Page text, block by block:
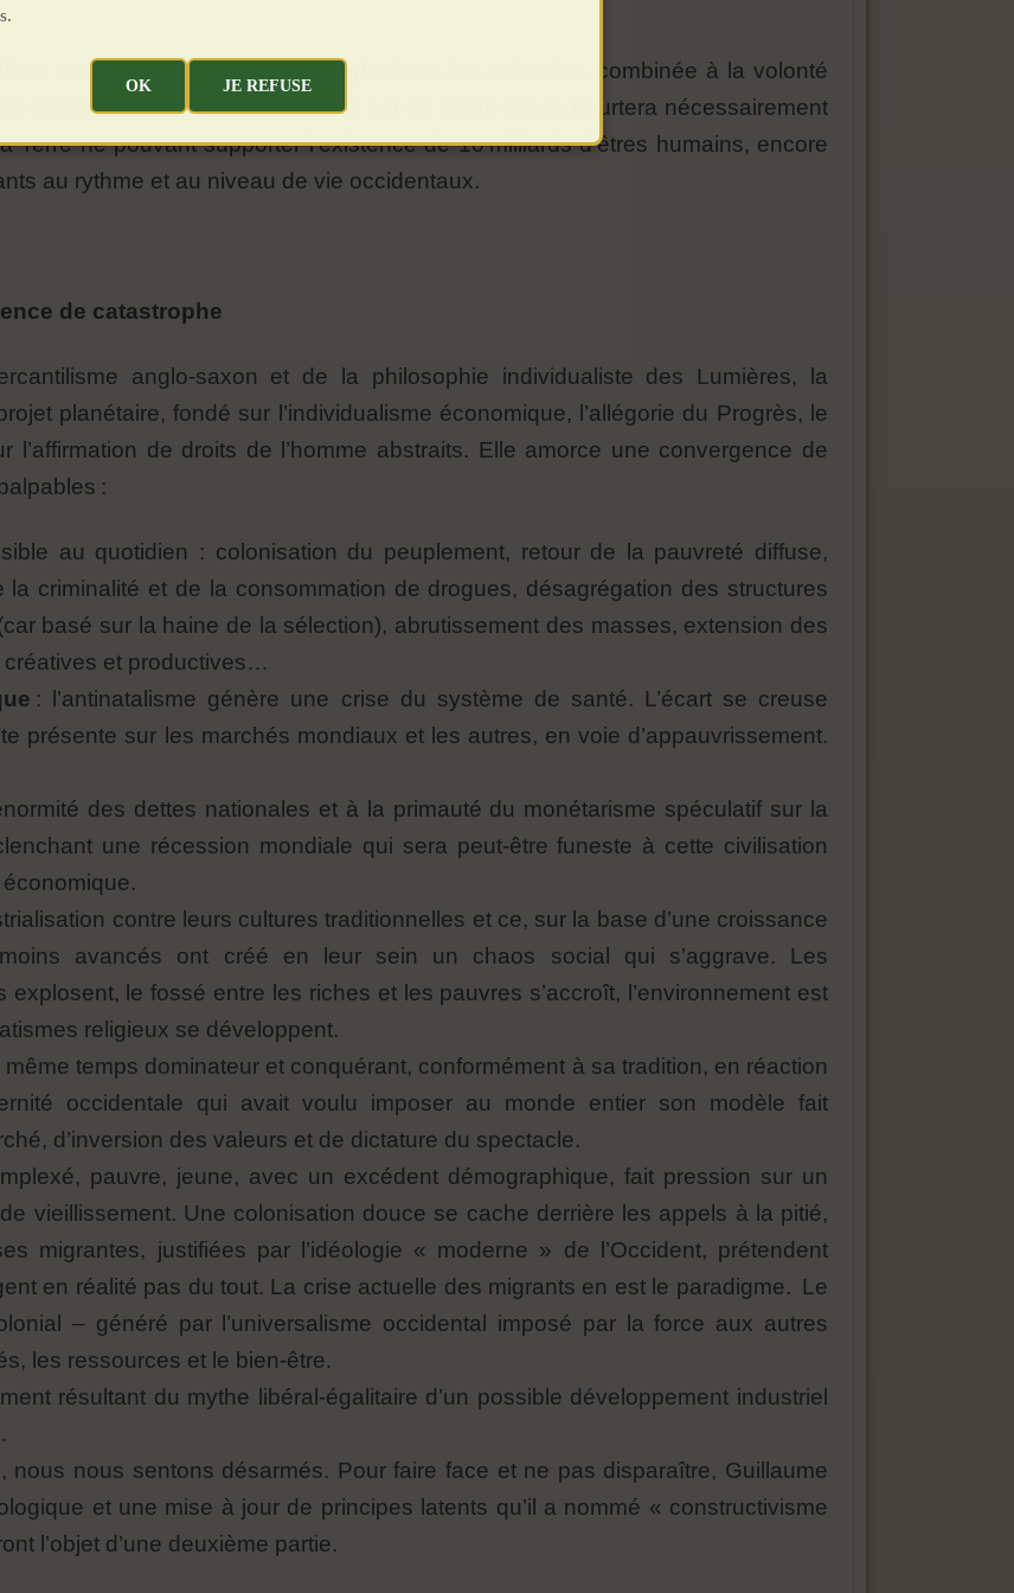
occidentale et sa foi aveugle dans les miracles
, combinée à la volonté
hyper-polluant au monde entier, est un leurre qui se heurtera nécessairement
ne pouvant supporter l’existence de 10 milliards d’êtres humains, encore
au rythme et au niveau de vie occidentaux.
de catastrophe
anglo-saxon et de la philosophie individualiste des Lumières, la
planétaire, fondé sur l’individualisme économique, l’allégorie du Progrès, le
l’affirmation de droits de l’homme abstraits. Elle amorce une convergence de
:
au quotidien : colonisation du peuplement, retour de la pauvreté diffuse,
criminalité et de la consommation de drogues, désagrégation des structures
basé sur la haine de la sélection), abrutissement des masses, extension des
et productives…
: l’antinatalisme génère une crise du système de santé. L’écart se creuse
présente sur les marchés mondiaux et les autres, en voie d’appauvrissement.
des dettes nationales et à la primauté du monétarisme spéculatif sur la
une récession mondiale qui sera peut-être funeste à cette civilisation
contre leurs cultures traditionnelles et ce, sur la base d’une croissance
avancés ont créé en leur sein un chaos social qui s’aggrave. Les
le fossé entre les riches et les pauvres s’accroît, l’environnement est
religieux se développent.
temps dominateur et conquérant, conformément à sa tradition, en réaction
occidentale qui avait voulu imposer au monde entier son modèle fait
d’inversion des valeurs et de dictature du spectacle.
pauvre, jeune, avec un excédent démographique, fait pression sur un
vieillissement. Une colonisation douce se cache derrière les appels à la pitié,
migrantes, justifiées par l’idéologie « moderne » de l’Occident, prétendent
en réalité pas du tout. La crise actuelle des migrants en est le paradigme. Le
– généré par l’universalisme occidental imposé par la force aux autres
les ressources et le bien-être.
résultant du mythe libéral-égalitaire d’un possible développement industriel
nous nous sentons désarmés. Pour faire face et ne pas disparaître, Guillaume
et une mise à jour de principes latents qu’il a nommé « constructivisme
l’objet d’une deuxième partie.
OK JE REFUSE